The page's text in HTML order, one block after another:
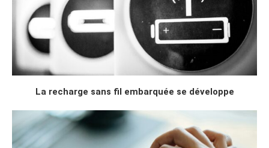
La recharge sans fil embarquée se développe